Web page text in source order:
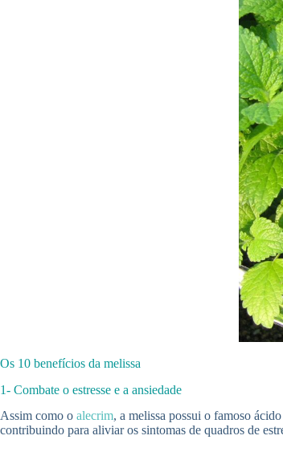
Os 10 benefícios da melissa
1- Combate o estresse e a ansiedade
Assim como o alecrim, a melissa possui o famoso
contribuindo para aliviar os sintomas de quadros de